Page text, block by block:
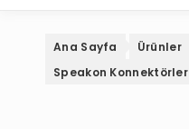
Ana Sayfa Ürünler
Speakon Konnektörler